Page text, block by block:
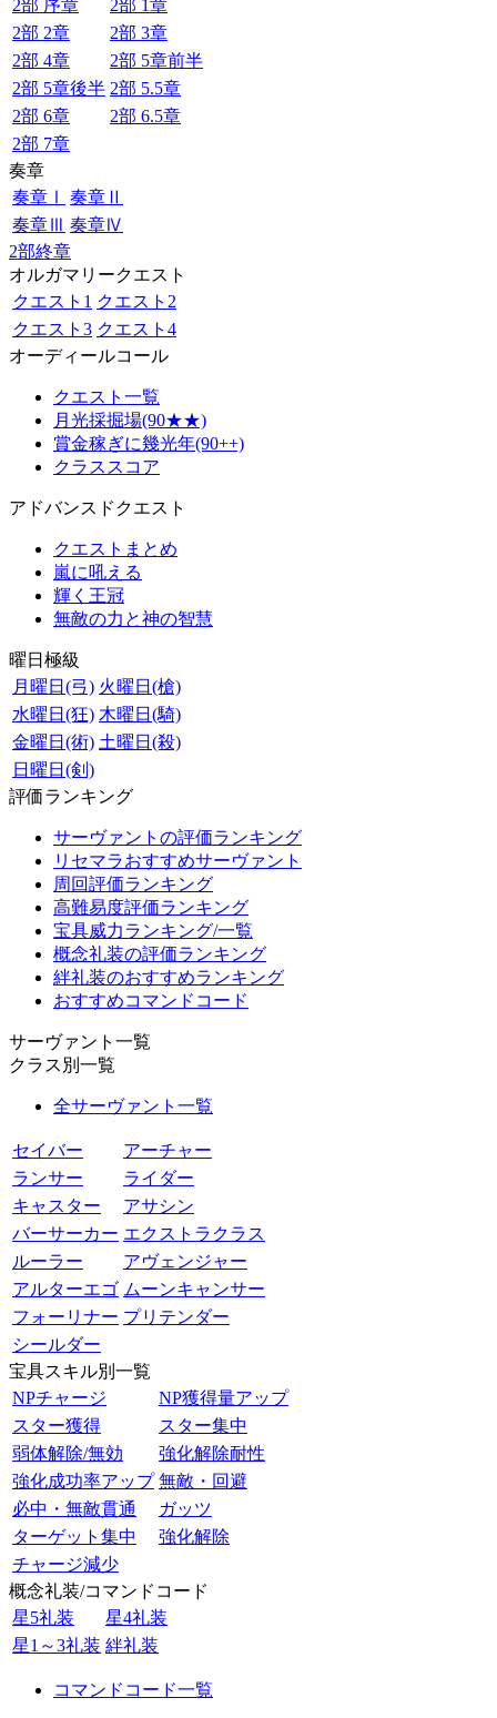
2部 序章
2部 1章
2部 2章
2部 3章
2部 4章
2部 5章前半
2部 5章後半 2部 5.5章
2部 6章
2部 6.5章
2部 7章
奏章
奏章Ⅰ
奏章Ⅱ
奏章Ⅲ 奏章Ⅳ
2部終章
オルガマリークエスト
クエスト1 クエスト2
クエスト3 クエスト4
オーディールコール
クエスト一覧
月光採掘場(90★★)
賞金稼ぎに幾光年(90++)
クラススコア
アドバンスドクエスト
クエストまとめ
嵐に吼える
輝く王冠
無敵の力と神の智慧
曜日極級
月曜日(弓) 火曜日(槍)
水曜日(狂) 木曜日(騎)
金曜日(術) 土曜日(殺)
日曜日(剣)
評価ランキング
サーヴァントの評価ランキング
リセマラおすすめサーヴァント
周回評価ランキング
高難易度評価ランキング
宝具威力ランキング/一覧
概念礼装の評価ランキング
絆礼装のおすすめランキング
おすすめコマンドコード
サーヴァント一覧
クラス別一覧
全サーヴァント一覧
セイバー
アーチャー
ランサー
ライダー
キャスター
アサシン
バーサーカー エクストラクラス
ルーラー
アヴェンジャー
アルターエゴ ムーンキャンサー
フォーリナー プリテンダー
シールダー
宝具スキル別一覧
NPチャージ
NP獲得量アップ
スター獲得
スター集中
弱体解除/無効
強化解除耐性
強化成功率アップ 無敵・回避
必中・無敵貫通
ガッツ
ターゲット集中
強化解除
チャージ減少
概念礼装/コマンドコード
星5礼装
星4礼装
星1～3礼装 絆礼装
コマンドコード一覧